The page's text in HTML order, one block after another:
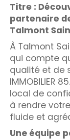
Titre :
partenaire
Talmont
À Talmont
qui compte
qualité et de
IMMOBILIER
local de
à rendre
fluide et
Une équipe
Pièces
Référence